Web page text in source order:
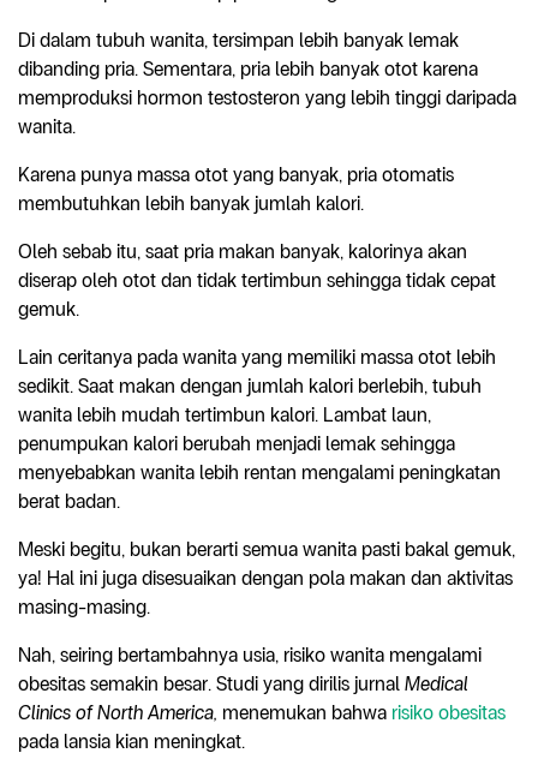
Di dalam tubuh wanita, tersimpan lebih banyak lemak
dibanding pria. Sementara, pria lebih banyak otot karena
memproduksi hormon testosteron yang lebih tinggi daripada
wanita.
Karena punya massa otot yang banyak, pria otomatis
membutuhkan lebih banyak jumlah kalori.
Oleh sebab itu, saat pria makan banyak, kalorinya akan
diserap oleh otot dan tidak tertimbun sehingga tidak cepat
gemuk.
Lain ceritanya pada wanita yang memiliki massa otot lebih
sedikit. Saat makan dengan jumlah kalori berlebih, tubuh
wanita lebih mudah tertimbun kalori. Lambat laun,
penumpukan kalori berubah menjadi lemak sehingga
menyebabkan wanita lebih rentan mengalami peningkatan
berat badan.
Meski begitu, bukan berarti semua wanita pasti bakal gemuk,
ya! Hal ini juga disesuaikan dengan pola makan dan aktivitas
masing-masing.
Nah, seiring bertambahnya usia, risiko wanita mengalami
obesitas semakin besar. Studi yang dirilis jurnal Medical
Clinics of North America, menemukan bahwa risiko obesitas
pada lansia kian meningkat.